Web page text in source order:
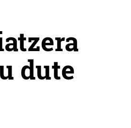
dute